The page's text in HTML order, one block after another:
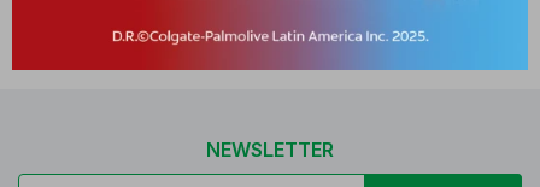
NEWSLETTER